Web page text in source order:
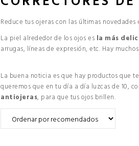
Reduce tus ojeras con las últimas novedades
La piel alrededor de los ojos es la más
arrugas, líneas de expresión, etc. Hay
La buena noticia es que hay productos que
queremos que en tu día a día luzcas de 10,
antiojeras, para que tus ojos brillen.